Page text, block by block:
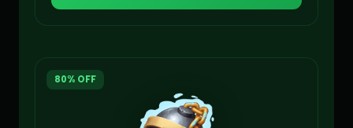
80% OFF